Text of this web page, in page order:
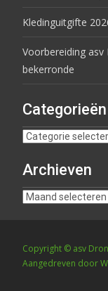
Kledinguitgifte
Voorbereiding asv
bekerronde
Categorieën
Archieven
Copyright © asv
Aangedreven door